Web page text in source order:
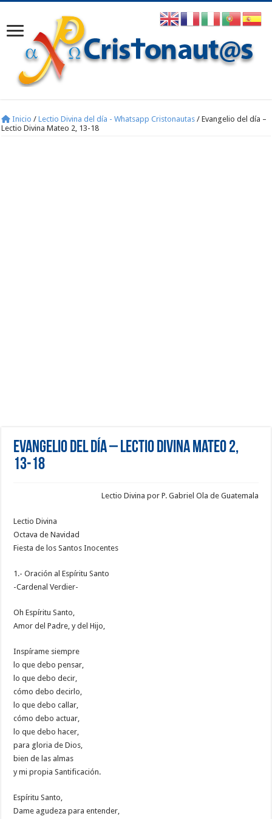
Inicio / Lectio Divina del día - Whatsapp Cristonautas / Evangelio del día –
Lectio Divina Mateo 2, 13-18
Evangelio del día – Lectio Divina Mateo 2,
13-18
Lectio Divina por P. Gabriel Ola de Guatemala
Lectio Divina
Octava de Navidad
Fiesta de los Santos Inocentes
1.- Oración al Espíritu Santo
-Cardenal Verdier-
Oh Espíritu Santo,
Amor del Padre, y del Hijo,
Inspírame siempre
lo que debo pensar,
lo que debo decir,
cómo debo decirlo,
lo que debo callar,
cómo debo actuar,
lo que debo hacer,
para gloria de Dios,
bien de las almas
y mi propia Santificación.
Espíritu Santo,
Dame agudeza para entender,